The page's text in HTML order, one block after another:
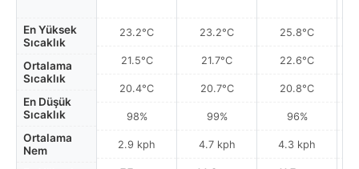
En Yüksek
Sıcaklık
Ortalama
Sıcaklık
En Düşük
Sıcaklık
Ortalama
Nem
23.2°C
21.5°C
20.4°C
98%
2.9 kph
23.2°C
21.7°C
20.7°C
99%
4.7 kph
25.8°C
22.6°C
20.8°C
96%
4.3 kph